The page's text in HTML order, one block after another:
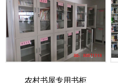
农村书屋专用书柜